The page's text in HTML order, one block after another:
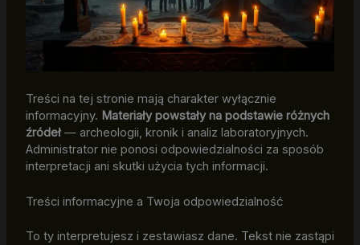
Treści na tej stronie mają charakter wyłącznie
informacyjny. Materiały powstały na podstawie różnych
źródeł— archeologii, kronik i analiz laboratoryjnych.
Administrator nie ponosi odpowiedzialności za sposób
interpretacji ani skutki użycia tych informacji.
Treści informacyjne a Twoja odpowiedzialność
To ty interpretujesz i zestawiasz dane. Tekst nie zastąpi